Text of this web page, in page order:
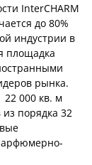
InterCHARM
до 80%
индустрии в
площадка
рынка.
000 кв. м
порядка 32